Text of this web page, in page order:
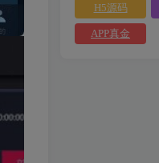
H5源码
APP真金